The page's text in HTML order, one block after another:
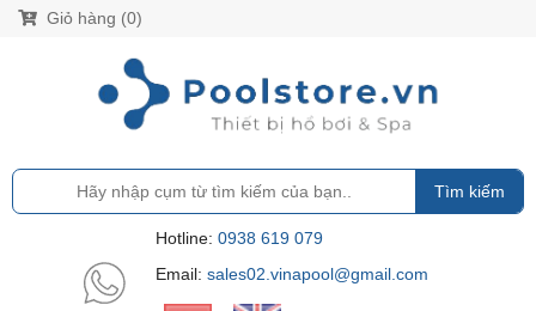
Giỏ hàng (0)
Tìm kiếm
Hotline: 0938 619 079
Email: sales02.vinapool@gmail.com